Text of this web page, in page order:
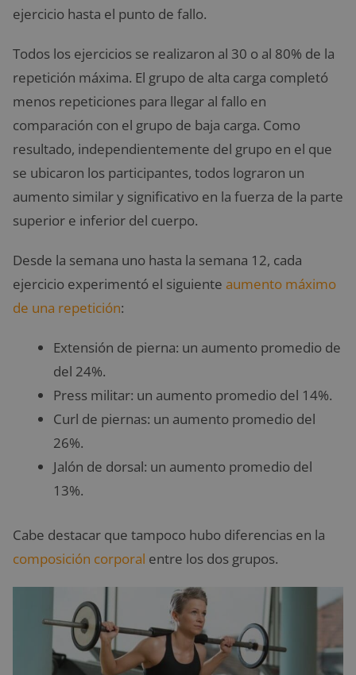
ejercicio hasta el punto de fallo.
Todos los ejercicios se realizaron al 30 o al 80% de la
repetición máxima. El grupo de alta carga completó
menos repeticiones para llegar al fallo en
comparación con el grupo de baja carga. Como
resultado, independientemente del grupo en el que
se ubicaron los participantes, todos lograron un
aumento similar y significativo en la fuerza de la parte
superior e inferior del cuerpo.
Desde la semana uno hasta la semana 12, cada
ejercicio experimentó el siguiente aumento máximo
de una repetición:
Extensión de pierna: un aumento promedio de
del 24%.
Press militar: un aumento promedio del 14%.
Curl de piernas: un aumento promedio del
26%.
Jalón de dorsal: un aumento promedio del
13%.
Cabe destacar que tampoco hubo diferencias en la
composición corporal entre los dos grupos.